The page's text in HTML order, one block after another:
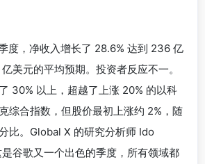
度，净收入增长了 28.6% 达到 236 亿
美元的平均预期。投资者反应不一。
30% 以上，超越了上涨 20% 的以科
综合指数，但股价最初上涨约 2%，随
比。Global X 的研究分析师 Ido
谷歌又一个出色的季度，所有领域都